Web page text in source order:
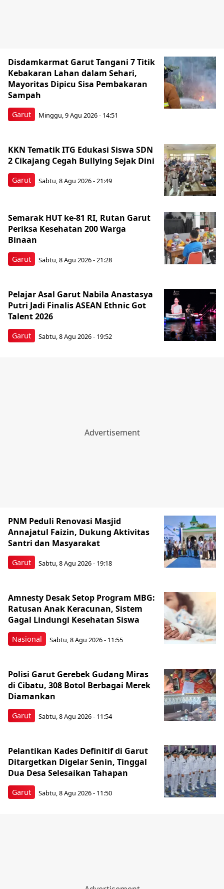
Garut
Disdamkarmat Garut Tangani 7 Titik
Kebakaran Lahan dalam Sehari,
Mayoritas Dipicu Sisa Pembakaran
Sampah
Minggu, 9 Agu 2026 - 14:51
Garut
KKN Tematik ITG Edukasi Siswa SDN
2 Cikajang Cegah Bullying Sejak Dini
Sabtu, 8 Agu 2026 - 21:49
Garut
Semarak HUT ke-81 RI, Rutan Garut
Periksa Kesehatan 200 Warga
Binaan
Sabtu, 8 Agu 2026 - 21:28
Garut
Pelajar Asal Garut Nabila Anastasya
Putri Jadi Finalis ASEAN Ethnic Got
Talent 2026
Sabtu, 8 Agu 2026 - 19:52
Garut
PNM Peduli Renovasi Masjid
Annajatul Faizin, Dukung Aktivitas
Santri dan Masyarakat
Sabtu, 8 Agu 2026 - 19:18
Nasional
Amnesty Desak Setop Program MBG:
Ratusan Anak Keracunan, Sistem
Gagal Lindungi Kesehatan Siswa
Sabtu, 8 Agu 2026 - 11:55
Garut
Polisi Garut Gerebek Gudang Miras
di Cibatu, 308 Botol Berbagai Merek
Diamankan
Sabtu, 8 Agu 2026 - 11:54
Garut
Pelantikan Kades Definitif di Garut
Ditargetkan Digelar Senin, Tinggal
Dua Desa Selesaikan Tahapan
Sabtu, 8 Agu 2026 - 11:50